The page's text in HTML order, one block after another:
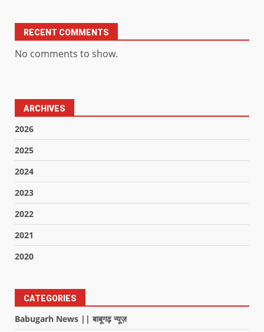
RECENT COMMENTS
No comments to show.
ARCHIVES
2026
2025
2024
2023
2022
2021
2020
CATEGORIES
Babugarh News || बाबूगढ़ न्यूज़